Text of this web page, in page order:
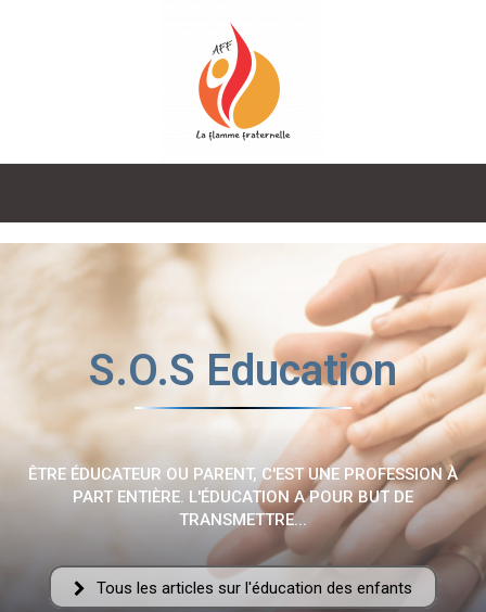
Fraternelle
–
AFF
S.O.S Education
ÊTRE ÉDUCATEUR OU PARENT, C'EST UNE PROFESSION À
PART ENTIÈRE. L'ÉDUCATION A POUR BUT DE
TRANSMETTRE...
Tous les articles sur l'éducation des enfants